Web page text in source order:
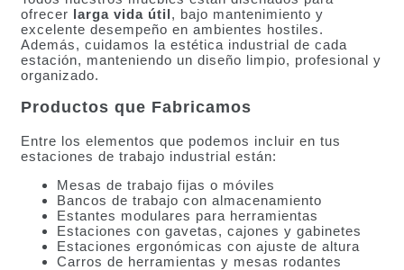
ofrecer larga vida útil, bajo mantenimiento y
excelente desempeño en ambientes hostiles.
Además, cuidamos la estética industrial de cada
estación, manteniendo un diseño limpio, profesional y
organizado.
Productos que Fabricamos
Entre los elementos que podemos incluir en tus
estaciones de trabajo industrial están:
Mesas de trabajo fijas o móviles
Bancos de trabajo con almacenamiento
Estantes modulares para herramientas
Estaciones con gavetas, cajones y gabinetes
Estaciones ergonómicas con ajuste de altura
Carros de herramientas y mesas rodantes